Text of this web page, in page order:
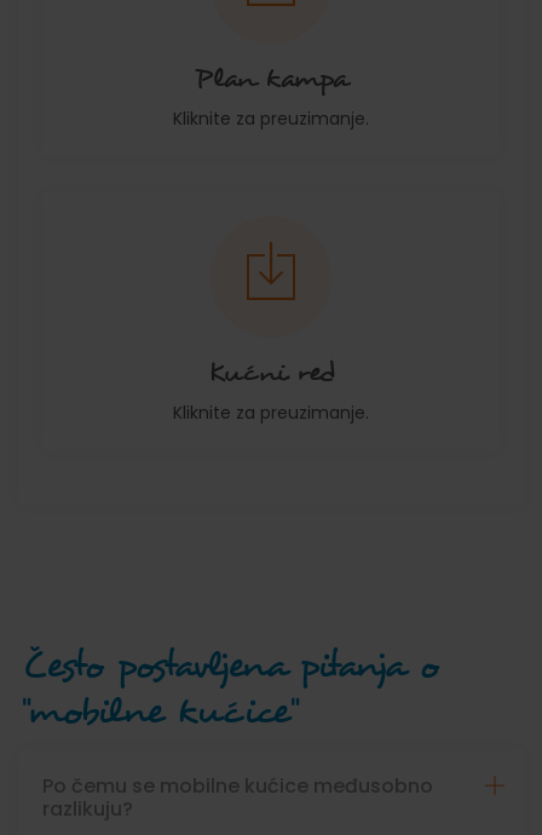
Plan kampa
Kliknite za preuzimanje.
Kućni red
Kliknite za preuzimanje.
Često postavljena pitanja o
"mobilne kućice"
Po čemu se mobilne kućice međusobno
razlikuju?